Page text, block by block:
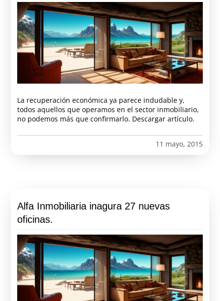
La recuperación económica ya parece indudable y,
todos aquellos que operamos en el sector inmobiliario,
no podemos más que confirmarlo. Descargar artículo.
11 mayo, 2015
Alfa Inmobiliaria inagura 27 nuevas
oficinas.